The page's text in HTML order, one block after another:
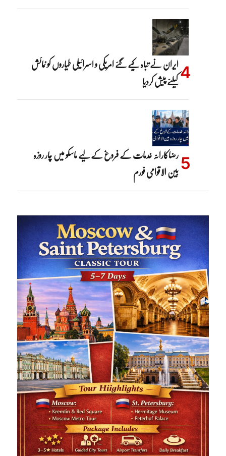
ایران نے تباہ کیے گئے امریکی و اسرائیلی طیاروں کو نمائش
کیلئے پیش کردیا
رضاکارانہ خدمات کے فروغ کے لیے ماسکو میں چار روزہ
بین الاقوامی فورم